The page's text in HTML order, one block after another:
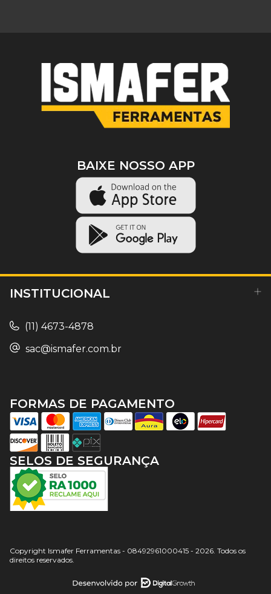
INSTITUCIONAL
(11) 4673-4878
sac@ismafer.com.br
BAIXE NOSSO APP
SELOS DE SEGURANÇA
FORMAS DE PAGAMENTO
Copyright Ismafer Ferramentas - 08492961000415 - 2026. Todos os
direitos reservados.